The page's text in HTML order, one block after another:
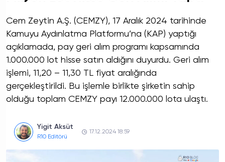
Cem Zeytin A.Ş. (CEMZY), 17 Aralık 2024 tarihinde
Kamuyu Aydınlatma Platformu’na (KAP) yaptığı
açıklamada, pay geri alım programı kapsamında
1.000.000 lot hisse satın aldığını duyurdu. Geri alım
işlemi, 11,20 – 11,30 TL fiyat aralığında
gerçekleştirildi. Bu işlemle birlikte şirketin sahip
olduğu toplam CEMZY payı 12.000.000 lota ulaştı.
Yigit Aksüt
R10 Editörü
17.12.2024 18:59